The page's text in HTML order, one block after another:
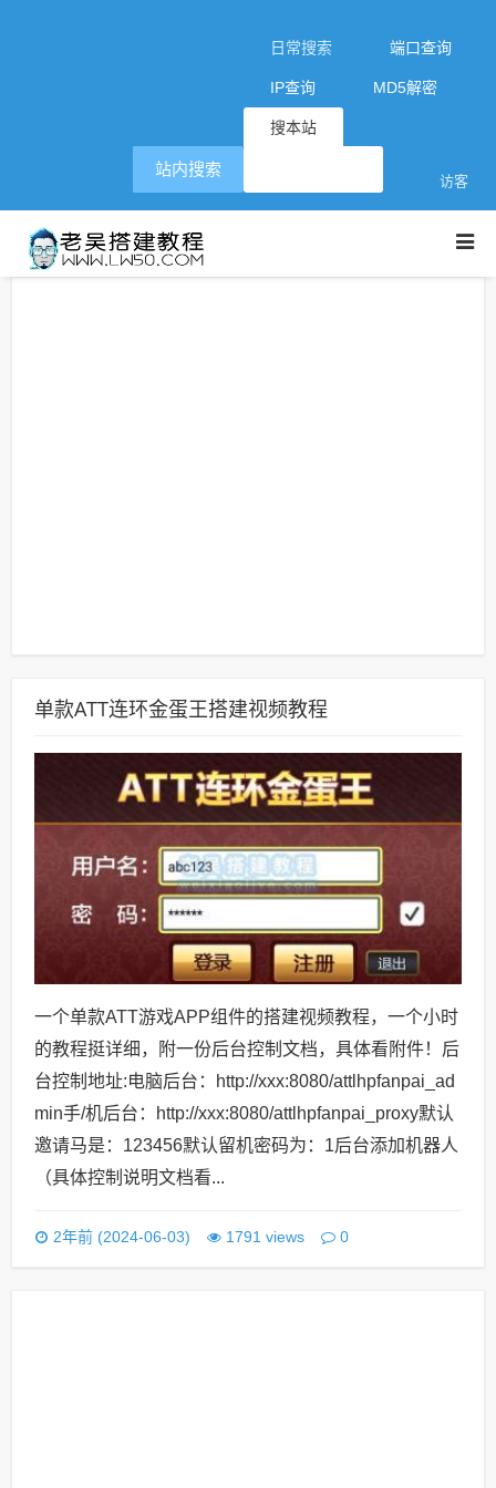
日常搜索 端口查询
IP查询 MD5解密
搜本站
访客
站内搜索
单款ATT连环金蛋王搭建视频教程
一个单款ATT游戏APP组件的搭建视频教程，一个小时
的教程挺详细，附一份后台控制文档，具体看附件！后
台控制地址:电脑后台：http://xxx:8080/attlhpfanpai_ad
min手/机后台：http://xxx:8080/attlhpfanpai_proxy默认
邀请马是：123456默认留机密码为：1后台添加机器人
（具体控制说明文档看...
2年前 (2024-06-03) 1791 views 0